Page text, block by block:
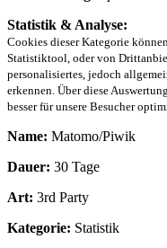
Statistik & Analyse:
Cookies dieser Kategorie
Statistiktool, oder von
personalisiertes, jedoch
erkennen. Über diese
besser für unsere Besucher
Name: Matomo/Piwik
Dauer: 30 Tage
Art: 3rd Party
Kategorie: Statistik